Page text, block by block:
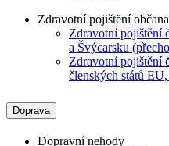
Zdravotní pojištění občana
Zdravotní pojištění
a Švýcarsku
Zdravotní pojištění
členských států
Doprava
Dopravní nehody